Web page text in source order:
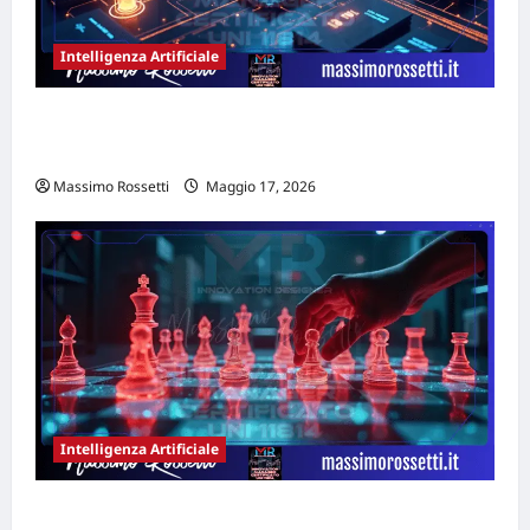
Intelligenza Artificiale
Massimo Rossetti Maggio 17, 2026
Intelligenza Artificiale